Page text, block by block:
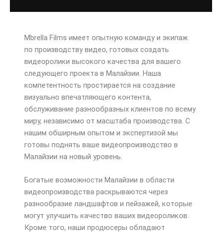
Mbrella Films имеет опытную команду и экипаж
по производству видео, готовых создать
видеоролики высокого качества для вашего
следующего проекта в Малайзии. Наша
компетентность простирается на создание
визуально впечатляющего контента,
обслуживание разнообразных клиентов по всему
миру, независимо от масштаба производства. С
нашим обширным опытом и экспертизой мы
готовы поднять ваше видеопроизводство в
Малайзии на новый уровень.
Богатые возможности Малайзии в области
видеопроизводства раскрываются через
разнообразие ландшафтов и пейзажей, которые
могут улучшить качество ваших видеороликов.
Кроме того, наши продюсеры обладают